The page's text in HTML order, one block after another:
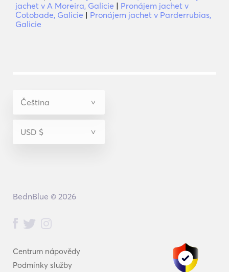
jachet v A Moreira, Galicie | Pronájem jachet v
Cotobade, Galicie | Pronájem jachet v Parderrubias,
Galicie
Centrum nápovědy
Podmínky služby
BednBlue © 2026